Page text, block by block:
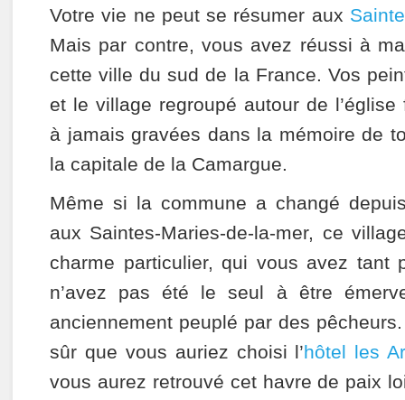
Votre vie ne peut se résumer aux
Mais par contre, vous avez réussi à
cette ville du sud de la France. Vos
et le village regroupé autour de l’église
à jamais gravées dans la mémoire de
la capitale de la Camargue.
Même si la commune a changé
aux Saintes-Maries-de-la-mer, ce
charme particulier, qui vous avez tant
n’avez pas été le seul à être
anciennement peuplé par des
sûr que vous auriez choisi l’hôtel les
vous aurez retrouvé cet havre de paix